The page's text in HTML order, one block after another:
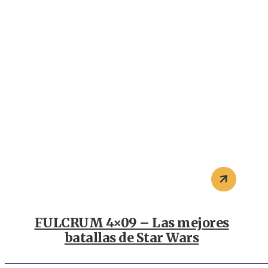
FULCRUM 4×09 – Las mejores
batallas de Star Wars